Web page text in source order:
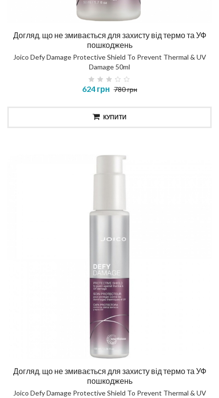
Догляд, що не змивається для захисту від термо та УФ
пошкоджень
Joico Defy Damage Protective Shield To Prevent Thermal & UV
Damage 50ml
624 грн 780 грн
КУПИТИ
Догляд, що не змивається для захисту від термо та УФ
пошкоджень
Joico Defy Damage Protective Shield To Prevent Thermal & UV